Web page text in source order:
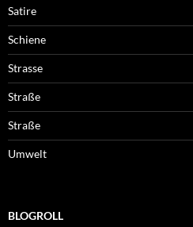
Satire
Schiene
Strasse
Straße
Straße
Umwelt
BLOGROLL